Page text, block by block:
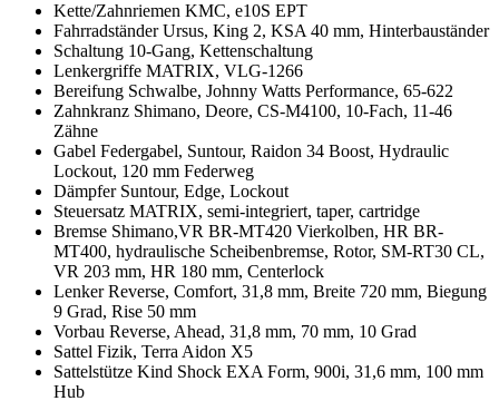
Kette/Zahnriemen KMC, e10S EPT
Fahrradständer Ursus, King 2, KSA 40 mm, Hinterbauständer
Schaltung 10-Gang, Kettenschaltung
Lenkergriffe MATRIX, VLG-1266
Bereifung Schwalbe, Johnny Watts Performance, 65-622
Zahnkranz Shimano, Deore, CS-M4100, 10-Fach, 11-46
Zähne
Gabel Federgabel, Suntour, Raidon 34 Boost, Hydraulic
Lockout, 120 mm Federweg
Dämpfer Suntour, Edge, Lockout
Steuersatz MATRIX, semi-integriert, taper, cartridge
Bremse Shimano,VR BR-MT420 Vierkolben, HR BR-
MT400, hydraulische Scheibenbremse, Rotor, SM-RT30 CL,
VR 203 mm, HR 180 mm, Centerlock
Lenker Reverse, Comfort, 31,8 mm, Breite 720 mm, Biegung
9 Grad, Rise 50 mm
Vorbau Reverse, Ahead, 31,8 mm, 70 mm, 10 Grad
Sattel Fizik, Terra Aidon X5
Sattelstütze Kind Shock EXA Form, 900i, 31,6 mm, 100 mm
Hub